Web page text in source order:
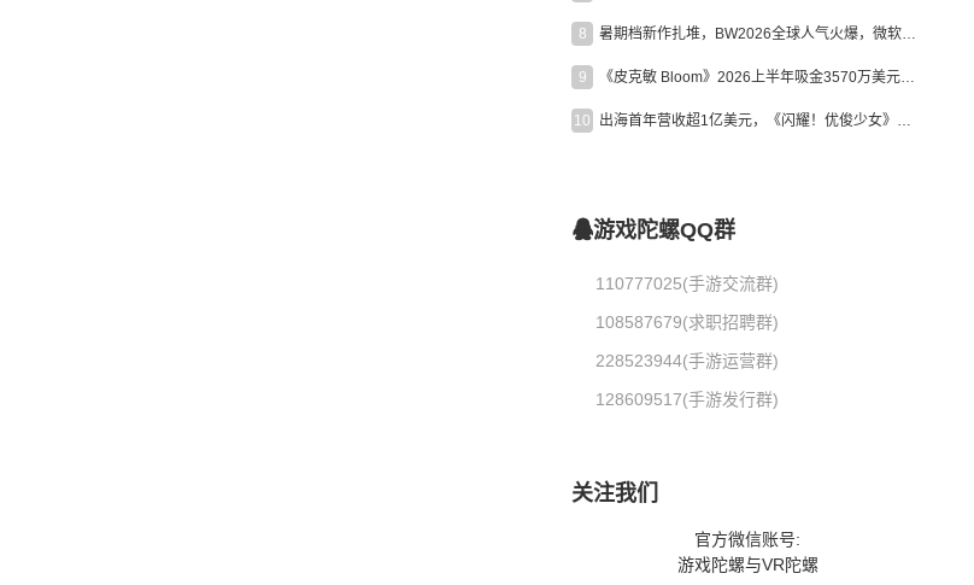
8 暑期档新作扎堆，BW2026全球人气火爆，微软XBOX大裁员|陀螺周报
9 《皮克敏 Bloom》2026上半年吸金3570万美元，中国台湾成最大市场
10 出海首年营收超1亿美元，《闪耀！优俊少女》美国市场占比达七成
游戏陀螺QQ群
110777025(手游交流群)
108587679(求职招聘群)
228523944(手游运营群)
128609517(手游发行群)
关注我们
官方微信账号:
游戏陀螺与VR陀螺